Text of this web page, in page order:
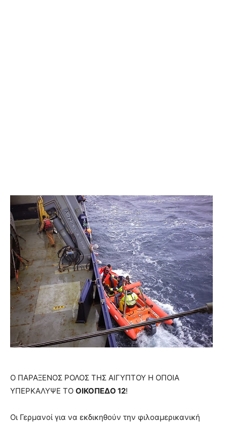
Ο ΠΑΡΑΞΕΝΟΣ ΡΟΛΟΣ ΤΗΣ ΑΙΓΥΠΤΟΥ Η ΟΠΟΙΑ
ΥΠΕΡΚΑΛΥΨΕ ΤΟ ΟΙΚΟΠΕΔΟ 12!
Οι Γερμανοί για να εκδικηθούν την φιλοαμερικανική